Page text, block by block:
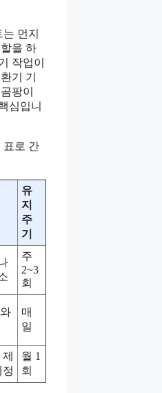
먼지
을 하
작업이
기 기
팡이
심입니
표로 간
유
지
주
기
주
2~3
회
매
일
월 1
회